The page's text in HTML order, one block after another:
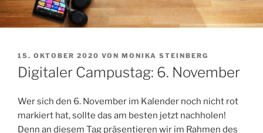
VERÖFFENTLICHT
AM
15. OKTOBER 2020 VON MONIKA STEINBERG
Digitaler Campustag: 6. November
Wer sich den 6. November im Kalender noch nicht rot
markiert hat, sollte das am besten jetzt nachholen!
Denn an diesem Tag präsentieren wir im Rahmen des